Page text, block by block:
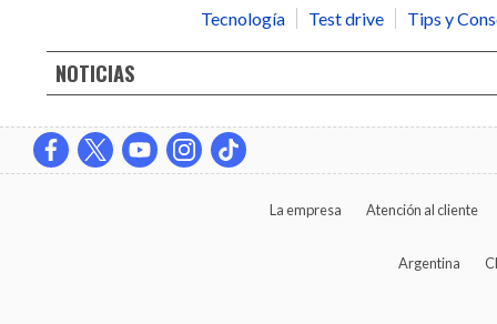
Tecnología
Test drive Tips y
NOTICIAS
La empresa Atención al cliente
Argentina